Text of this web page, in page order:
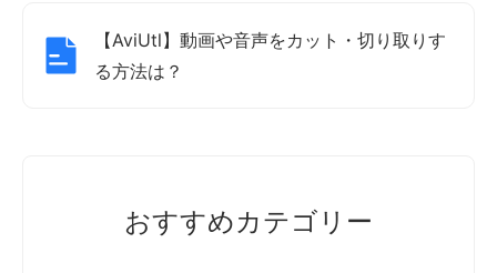
【AviUtl】動画や音声をカット・切り取りす
る方法は？
おすすめカテゴリー